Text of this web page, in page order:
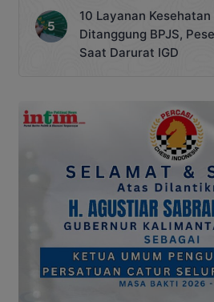
10 Layanan
Ditanggung BPJS,
Saat Darurat IGD